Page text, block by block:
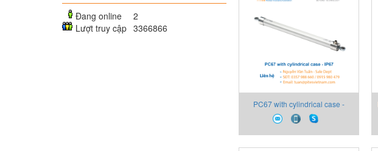
Đang online
2
Lượt truy cập 3366866
PC67 with cylindrical case -
IP67 Cảm biến vị trí Gefran Việt
Nam